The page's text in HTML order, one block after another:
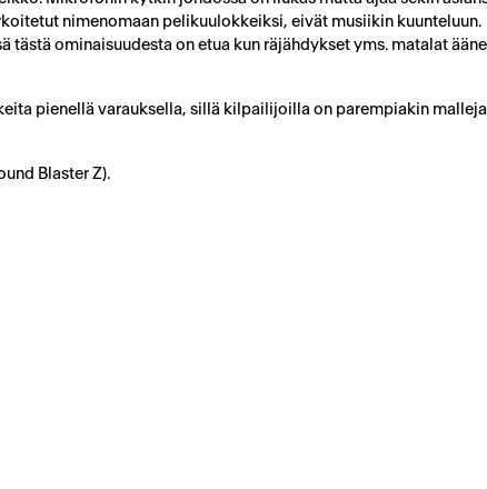
nimenomaan pelikuulokkeiksi, eivät musiikin kuunteluun.
tästä ominaisuudesta on etua kun räjähdykset yms. matalat
pienellä varauksella, sillä kilpailijoilla on parempiakin malleja
Blaster Z).